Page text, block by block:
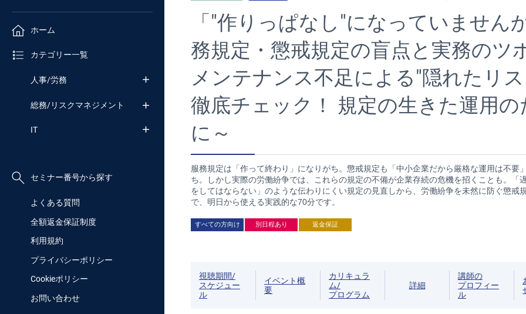
ホーム
カテゴリー一覧
人事/労務
総務/リスクマネジメント
IT
セミナー番号から探す
よくある質問
全額返金保証制度
利用規約
プライバシーポリシー
Cookieポリシー
お問い合わせ
セミナー
番号検索
「"作りっぱなし"になっていません
務規定・懲戒規定の盲点と実務のツ
メンテナンス不足による"隠れたリ
徹底チェック！ 規定の生きた運用の
に～
服務規定は「作って終わり」になりがち。懲戒規定も「中小企業だから厳格な運用は不要
ち。しかし実際の労働紛争では、これらの規定の不備が企業存続の危機を招くことも。「
をしてはならない」のような伝わりにくい規定の見直しから、労働紛争を未然に防ぐ懲戒
で、明日から使える実践的な70分です。
すべての方向け 別日程あり 返金保証
視聴期間/
スケジュー
ル
イベント概
要
カリキュラ
ム/
プログラム
詳細
講師の
プロフィー
ル